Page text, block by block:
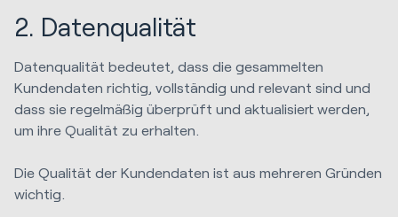
2. Datenqualität
Datenqualität bedeutet, dass die gesammelten
Kundendaten richtig, vollständig und relevant sind und
dass sie regelmäßig überprüft und aktualisiert werden,
um ihre Qualität zu erhalten.
Die Qualität der Kundendaten ist aus mehreren Gründen
wichtig.